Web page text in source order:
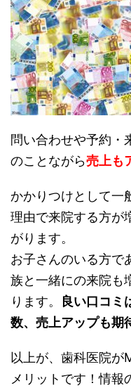
問い合わせや予約・
のことながら売上も
かかりつけとして一
理由で来院する方が
がります。
お子さんのいる方で
族と一緒にの来院も
ります。
良い口コミ
数、売上アップも期
以上が、歯科医院が
メリットです！情報